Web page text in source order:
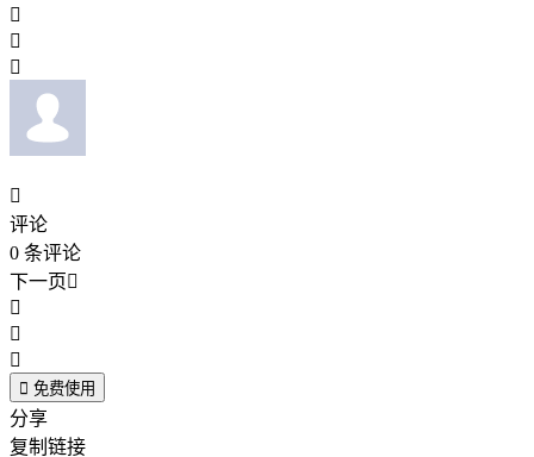




评论
0 条评论
下一页



 免费使用
分享
复制链接